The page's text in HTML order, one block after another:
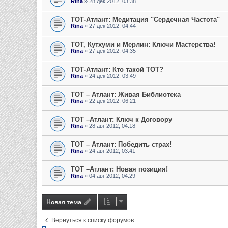
ТОТ-Атлант: Медитация "Сердечная Частота"
Rina » 27 дек 2012, 04:44
ТОТ, Кутхуми и Мерлин: Ключи Мастерства!
Rina » 27 дек 2012, 04:35
ТОТ-Атлант: Кто такой ТОТ?
Rina » 24 дек 2012, 03:49
ТОТ – Атлант: Живая Библиотека
Rina » 22 дек 2012, 06:21
ТОТ –Атлант: Ключ к Договору
Rina » 28 авг 2012, 04:18
ТОТ – Атлант: Победить страх!
Rina » 24 авг 2012, 03:41
ТОТ –Атлант: Новая позиция!
Rina » 04 авг 2012, 04:29
Новая тема
Вернуться к списку форумов